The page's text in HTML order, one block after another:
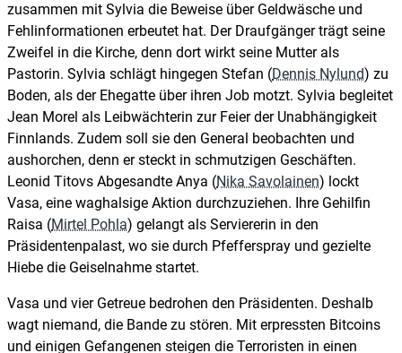
zusammen mit Sylvia die Beweise über Geldwäsche und
Fehlinformationen erbeutet hat. Der Draufgänger trägt seine
Zweifel in die Kirche, denn dort wirkt seine Mutter als
Pastorin. Sylvia schlägt hingegen Stefan (Dennis Nylund) zu
Boden, als der Ehegatte über ihren Job motzt. Sylvia begleitet
Jean Morel als Leibwächterin zur Feier der Unabhängigkeit
Finnlands. Zudem soll sie den General beobachten und
aushorchen, denn er steckt in schmutzigen Geschäften.
Leonid Titovs Abgesandte Anya (Nika Savolainen) lockt
Vasa, eine waghalsige Aktion durchzuziehen. Ihre Gehilfin
Raisa (Mirtel Pohla) gelangt als Serviererin in den
Präsidentenpalast, wo sie durch Pfefferspray und gezielte
Hiebe die Geiselnahme startet.
Vasa und vier Getreue bedrohen den Präsidenten. Deshalb
wagt niemand, die Bande zu stören. Mit erpressten Bitcoins
und einigen Gefangenen steigen die Terroristen in einen